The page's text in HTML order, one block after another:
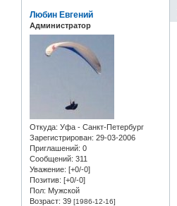
Любин Евгений
Администратор
Откуда: Уфа - Санкт-Петербург
Зарегистрирован: 29-03-2006
Приглашений: 0
Сообщений: 311
Уважение: [+0/-0]
Позитив: [+0/-0]
Пол: Мужской
Возраст: 39 [1986-12-16]